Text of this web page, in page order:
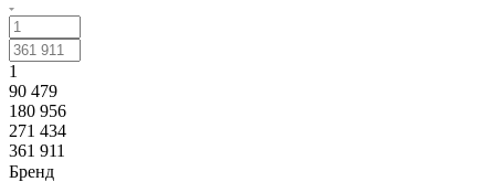
1
90 479
180 956
271 434
361 911
Бренд